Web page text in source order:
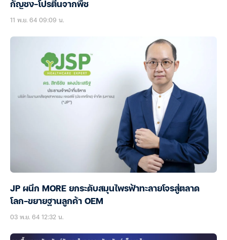
กัญชง-โปรตีนจากพืช
11 พ.ย. 64 09:09 น.
JP ผนึก MORE ยกระดับสมุนไพรฟ้าทะลายโจรสู่ตลาด
โลก-ขยายฐานลูกค้า OEM
03 พ.ย. 64 12:32 น.